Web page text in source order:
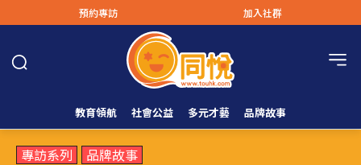
預約專訪 加入社群
教育領航 社會公益 多元才藝 品牌故事
專訪系列 品牌故事